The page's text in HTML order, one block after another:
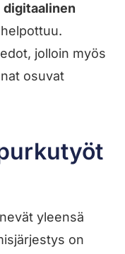
digitaalinen
jolloin myös
osuvat
yleensä
on